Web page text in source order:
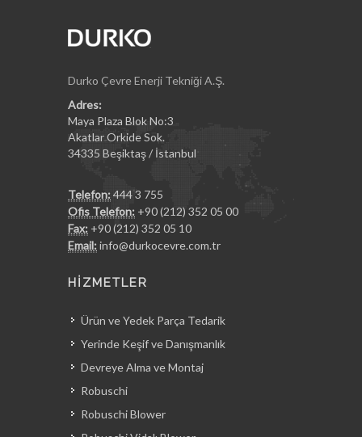
Durko Çevre Enerji Tekniği A.Ş.
Adres:
Maya Plaza Blok No:3
Akatlar Orkide Sok.
34335 Beşiktaş / İstanbul
Telefon: 444 3 755
Ofis Telefon: +90 (212) 352 05 00
Fax: +90 (212) 352 05 10
Email: info@durkocevre.com.tr
HİZMETLER
Ürün ve Yedek Parça Tedarik
Yerinde Keşif ve Danışmanlık
Devreye Alma ve Montaj
Robuschi
Robuschi Blower